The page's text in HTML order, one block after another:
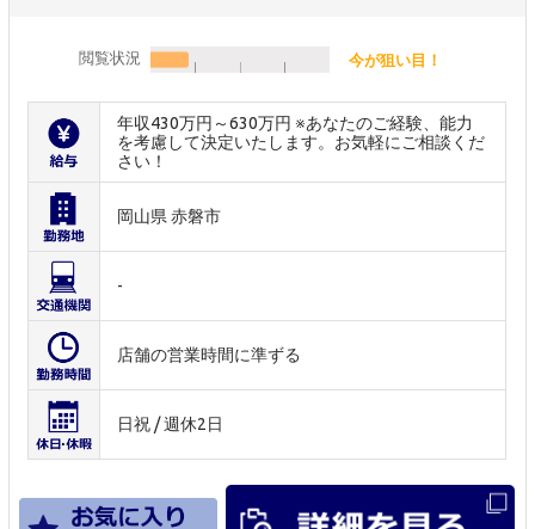
閲覧状況 今が狙い目！
年収430万円～630万円 ※あなたのご経験、能力
を考慮して決定いたします。お気軽にご相談くだ
さい！
岡山県 赤磐市
-
店舗の営業時間に準ずる
日祝 / 週休2日